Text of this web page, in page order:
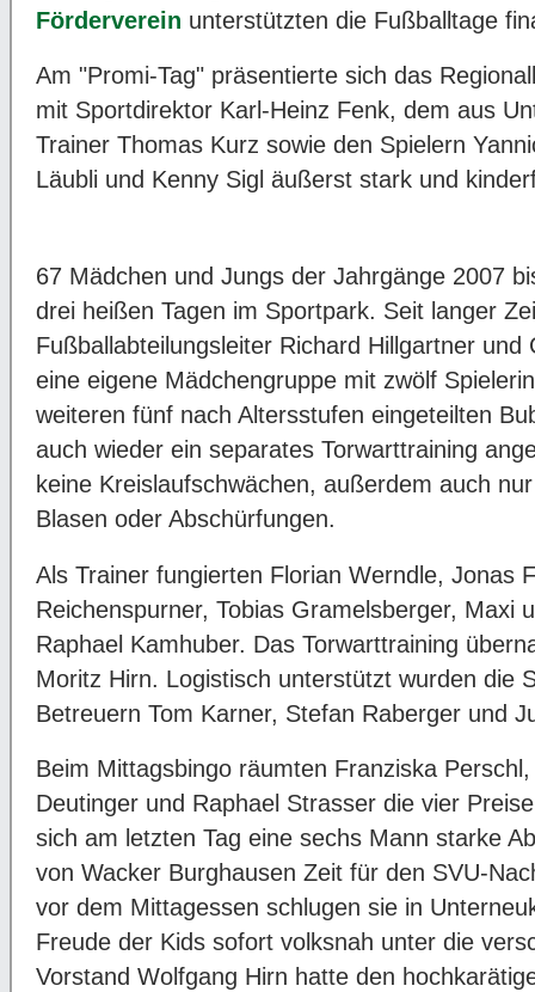
Förderverein unterstützten die Fußballtage
Am "Promi-Tag" präsentierte sich das
mit Sportdirektor Karl-Heinz Fenk, dem aus
Trainer Thomas Kurz sowie den Spielern
Läubli und Kenny Sigl äußerst stark und
67 Mädchen und Jungs der Jahrgänge 2007
drei heißen Tagen im Sportpark. Seit langer
Fußballabteilungsleiter Richard Hillgartner und
eine eigene Mädchengruppe mit zwölf
weiteren fünf nach Altersstufen eingeteilten
auch wieder ein separates Torwarttraining
keine Kreislaufschwächen, außerdem auch
Blasen oder Abschürfungen.
Als Trainer fungierten Florian Werndle, Jonas
Reichenspurner, Tobias Gramelsberger, Maxi
Raphael Kamhuber. Das Torwarttraining
Moritz Hirn. Logistisch unterstützt wurden die
Betreuern Tom Karner, Stefan Raberger und
Beim Mittagsbingo räumten Franziska
Deutinger und Raphael Strasser die vier
sich am letzten Tag eine sechs Mann starke
von Wacker Burghausen Zeit für den SVU-
vor dem Mittagessen schlugen sie in
Freude der Kids sofort volksnah unter die
Vorstand Wolfgang Hirn hatte den